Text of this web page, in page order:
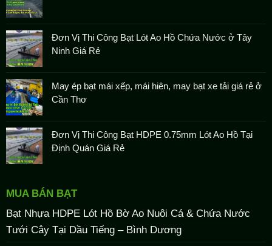
Đơn Vị Thi Công Bạt Lót Ao Hồ Chứa Nước ở Tây
Ninh Giá Rẻ
May ép bạt mái xếp, mái hiên, may bạt xe tải giá rẻ ở
Cần Thơ
Đơn Vị Thi Công Bạt HDPE 0.75mm Lót Ao Hồ Tại
Định Quán Giá Rẻ
MUA BÁN BẠT
Bạt Nhựa HDPE Lót Hồ Bờ Ao Nuôi Cá & Chứa Nước
Tưới Cây Tại Dầu Tiếng – Bình Dương